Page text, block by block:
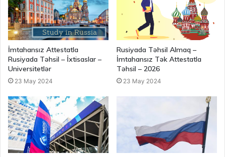
İmtahansız Attestatla
Rusiyada Təhsil – İxtisaslar –
Universitetlər
23 May 2024
Rusiyada Təhsil Almaq –
İmtahansız Tək Attestatla
Təhsil – 2026
23 May 2024